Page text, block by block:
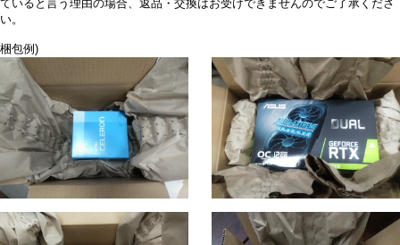
ていると言う理由の場合、返品・交換はお受けできませんのでご了承くださ
い。
梱包例)